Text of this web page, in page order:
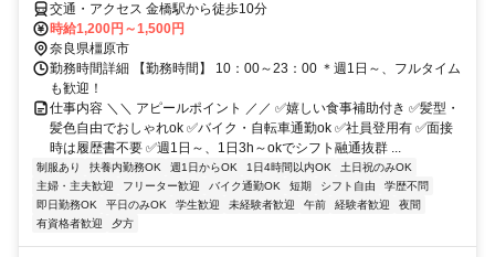
交通・アクセス 金橋駅から徒歩10分
時給1,200円～1,500円
奈良県橿原市
勤務時間詳細 【勤務時間】 10：00～23：00 ＊週1日～、フルタイム
も歓迎！
仕事内容 ＼＼ アピールポイント ／／ ✅嬉しい食事補助付き ✅髪型・
髪色自由でおしゃれok ✅バイク・自転車通勤ok ✅社員登用有 ✅面接
時は履歴書不要 ✅週1日～、1日3h～okでシフト融通抜群 ...
制服あり 扶養内勤務OK 週1日からOK 1日4時間以内OK
土日祝のみOK
主婦・主夫歓迎
フリーター歓迎 バイク通勤OK 短期 シフト自由
学歴不問
即日勤務OK
平日のみOK 学生歓迎 未経験者歓迎 午前 経験者歓迎
夜間
有資格者歓迎
夕方